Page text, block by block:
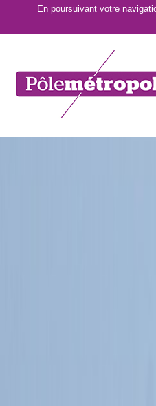
En poursuivant votre